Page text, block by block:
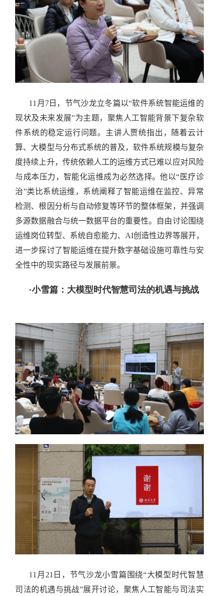
11月7日，节气沙龙立冬篇以“软件系统智能运维的
现状及未来发展”为主题，聚焦人工智能背景下复杂软
件系统的稳定运行问题。主讲人贾统指出，随着云计
算、大模型与分布式系统的普及，软件系统规模与复杂
度持续上升，传统依赖人工的运维方式已难以应对风险
与成本压力，智能化运维成为必然选择。他以“医疗诊
治”类比系统运维，系统阐释了智能运维在监控、异常
检测、根因分析与自动修复等环节的整体框架，并强调
多源数据融合与统一数据平台的重要性。自由讨论围绕
运维岗位转型、系统自愈能力、AI创造性边界等展开，
进一步探讨了智能运维在提升数字基础设施可靠性与安
全性中的现实路径与发展前景。
·小雪篇：大模型时代智慧司法的机遇与挑战
11月21日，节气沙龙小雪篇围绕“大模型时代智慧
司法的机遇与挑战”展开讨论，聚焦人工智能与司法实